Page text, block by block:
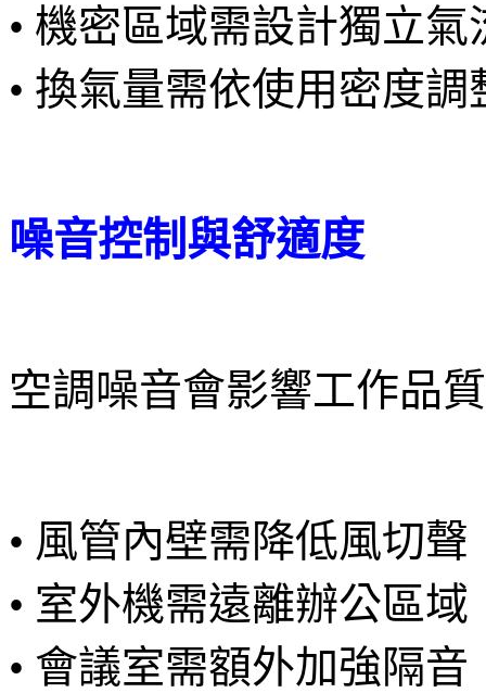
• 機密區域需設計獨立氣
• 換氣量需依使用密度調
噪音控制與舒適度
空調噪音會影響工作品
• 風管內壁需降低風切聲
• 室外機需遠離辦公區域
• 會議室需額外加強隔音